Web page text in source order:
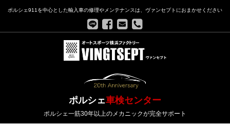
ポルシェ911を中心とした輸入車の修理やメンテナンスは、ヴァンセプトにおまかせください
ポルシェ車検センター
ポルシェ一筋30年以上のメカニックが完全サポート